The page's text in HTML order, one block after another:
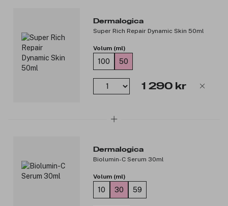
Dermalogica
Super Rich Repair Dynamic Skin 50ml
Volum (ml)
100 50
1 290 kr
Dermalogica
Biolumin-C Serum 30ml
Volum (ml)
10 30 59